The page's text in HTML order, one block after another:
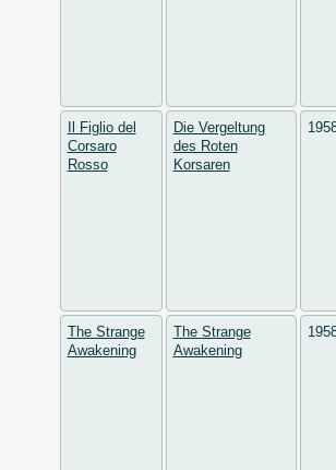
Il Figlio del
Corsaro
Rosso
Die Vergeltung
des Roten
Korsaren
The Strange
Awakening
The Strange
Awakening